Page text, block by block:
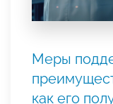
Меры
как его